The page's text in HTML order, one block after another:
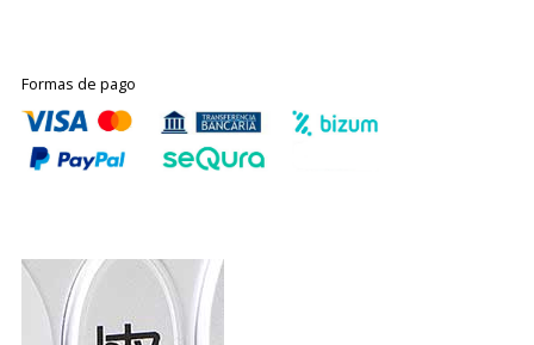
Formas de pago